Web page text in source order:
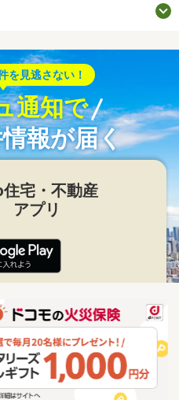
を見逃さない！
通知で
報が届く
宅・不動産
アプリ